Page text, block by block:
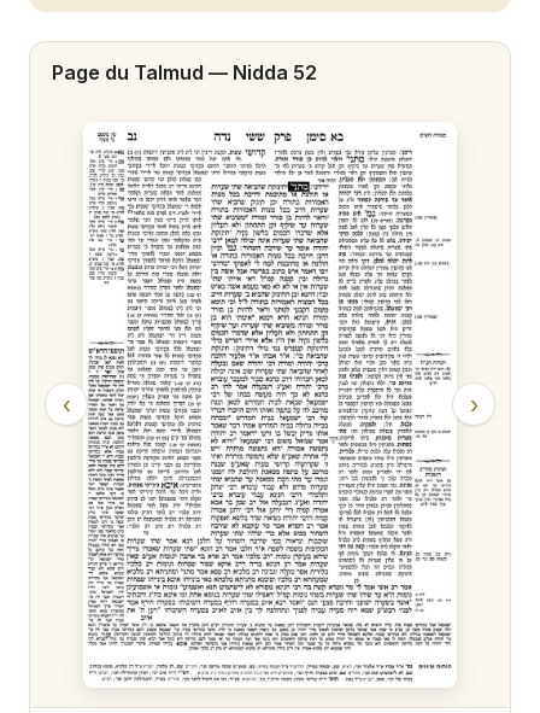
Nidda 20
Nidda 22
Nidda 23
Nidda 24
Nidda 25
Nidda 26
Nidda 27
Nidda 28
Nidda 29
Nidda 30
Nidda 31
Nidda 32
Nidda 33
Page du Talmud — Nidda 52
‹ ›